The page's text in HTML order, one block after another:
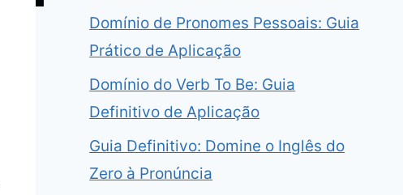
Domínio de Pronomes Pessoais: Guia
Prático de Aplicação
Domínio do Verb To Be: Guia
Definitivo de Aplicação
Guia Definitivo: Domine o Inglês do
Zero à Pronúncia